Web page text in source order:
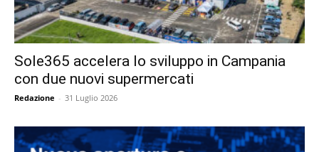
Sole365 accelera lo sviluppo in Campania
con due nuovi supermercati
Redazione - 31 Luglio 2026